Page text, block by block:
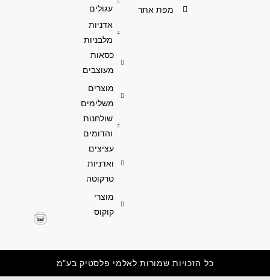
עגולים
אדניות
מלבניות
כסאות
מעוצבים
מוצרים
משלימים
שולחנות
והדומים
עציצים
ואדניות
טרקוטה
מוצרי
קוקוס
מפת אתר
כל הזכויות שמורות לאלמי פלסטיק בע"מ